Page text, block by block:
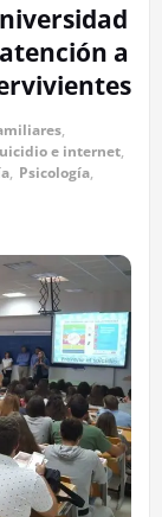
a
,
e internet,
, Psicología,